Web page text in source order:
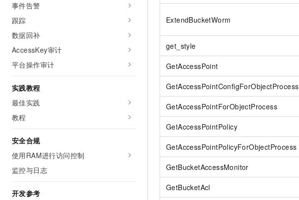
事件告警
跟踪
数据回补
AccessKey审计
平台操作审计
实践教程
最佳实践
教程
安全合规
使用RAM进行访问控制
监控与日志
开发参考
ExtendBucketWorm
get_style
GetAccessPoint
GetAccessPointConfigForObjectProcess
GetAccessPointForObjectProcess
GetAccessPointPolicy
GetAccessPointPolicyForObjectProcess
GetBucketAccessMonitor
GetBucketAcl